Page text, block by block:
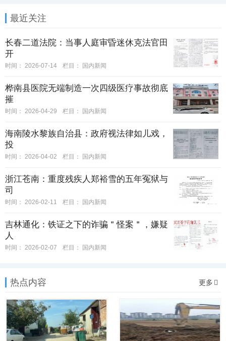
最近关注
长春二道法院：当事人庭审昏迷休克法官田
开
时间： 2026-07-14 栏目： 国内新闻
桦南县医院无端制造一次四级医疗事故彻底
摧
时间： 2026-04-29 栏目： 国内新闻
海南陵水黎族自治县：政府视法律如儿戏，
投
时间： 2026-04-02 栏目： 国内新闻
浙江苍南：重度残疾人郑裕雪的五年冤狱与
司
时间： 2026-02-11 栏目： 国内新闻
吉林通化：铁证之下的诈骗＂怪案＂，嫌疑
人
时间： 2026-02-07 栏目： 国内新闻
热点内容 更多